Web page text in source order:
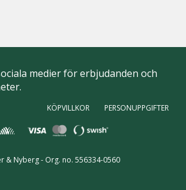
medier för erbjudanden och
KÖPVILLKOR PERSONUPPGIFTER
& Nyberg- Org. no. 556334-0560